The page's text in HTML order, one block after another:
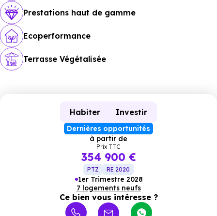
Prestations haut de gamme
Ecoperformance
Terrasse Végétalisée
Habiter Investir
Dernières opportunités
à partir de
Prix TTC
354 900 €
PTZ RE 2020
1er Trimestre 2028
7 logements neufs
Ce bien vous intéresse ?